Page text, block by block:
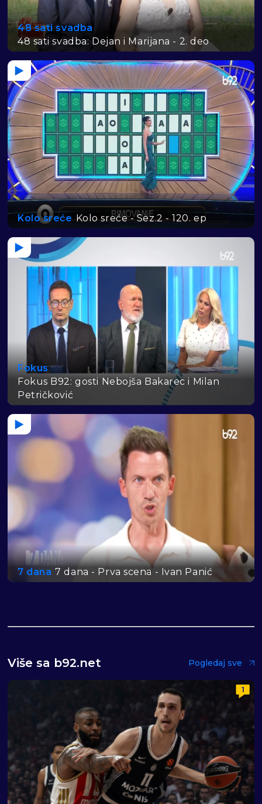
48 sati svadba
48 sati svadba: Dejan i Marijana - 2. deo
Kolo sreće Kolo sreće - Sez.2 - 120. ep
Fokus
Fokus B92: gosti Nebojša Bakarec i Milan
Petričković
7 dana 7 dana - Prva scena - Ivan Panić
Više sa b92.net Pogledaj sve
1